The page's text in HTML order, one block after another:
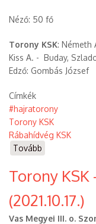
Néző: 50 fő
Torony KSK: Németh
Kiss A. - Buday,
Edző: Gombás József
Címkék
#hajratorony
Torony KSK
Rábahídvég KSK
Tovább
-
Torony
KSK
(2022.05.15.))
Torony KSK
(2021.10.17.)
Vas Megyei III. o.